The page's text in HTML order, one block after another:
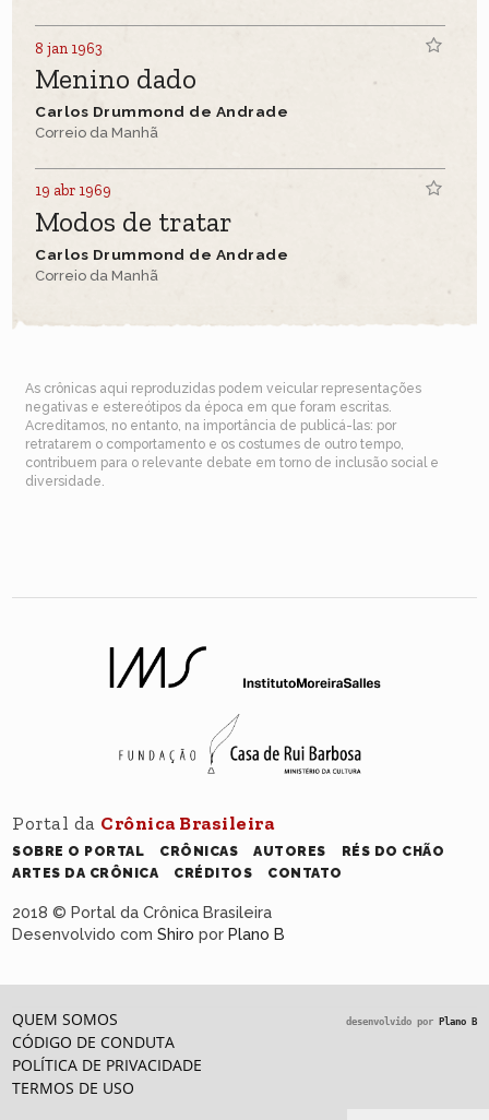
8 jan 1963
Menino dado
Carlos Drummond de Andrade
Correio da Manhã
19 abr 1969
Modos de tratar
Carlos Drummond de Andrade
Correio da Manhã
As crônicas aqui reproduzidas podem veicular representações
negativas e estereótipos da época em que foram escritas.
Acreditamos, no entanto, na importância de publicá-las: por
retratarem o comportamento e os costumes de outro tempo,
contribuem para o relevante debate em torno de inclusão social e
diversidade.
Portal da Crônica Brasileira
SOBRE O PORTAL CRÔNICAS AUTORES
RÉS DO CHÃO
ARTES DA CRÔNICA
CRÉDITOS CONTATO
2018 © Portal da Crônica Brasileira
Desenvolvido comShiro porPlano B
QUEM SOMOS
CÓDIGO DE CONDUTA
POLÍTICA DE PRIVACIDADE
TERMOS DE USO
desenvolvido por Plano B